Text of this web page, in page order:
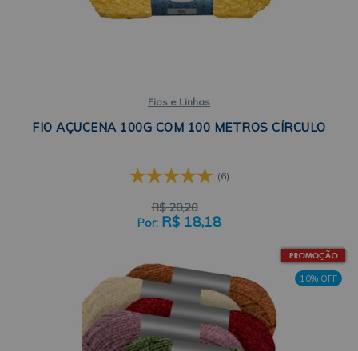
Fios e Linhas
FIO AÇUCENA 100G COM 100 METROS CÍRCULO
(6)
R$ 20,20
R$ 18,18
10% OFF